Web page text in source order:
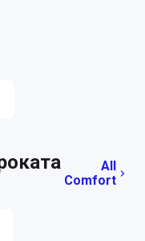
на высшем
комфорт каждого
позволяя вам
мира. Система
камерой заднего
помогут вам
Isofix вы можете
детей, путешествуя
All
Comfort